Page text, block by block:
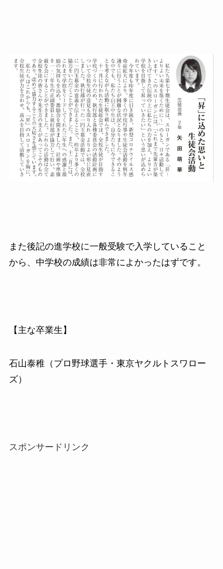
また後記の進学校に一般受験で入学していること
から、中学校の成績は非常によかったはずです。
【主な卒業生】
石山泰稚（プロ野球選手・東京ヤクルトスワロー
ズ）
スポンサードリンク